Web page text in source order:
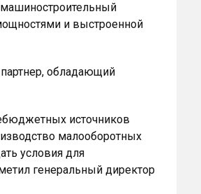
и выстроенной
партнер, обладающий
источников
малооборотных
условия для
генеральный директор